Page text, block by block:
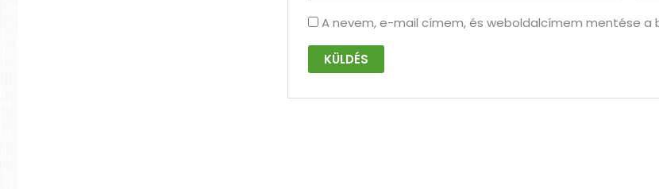
A nevem, e-mail címem, és weboldalcímem mentése a